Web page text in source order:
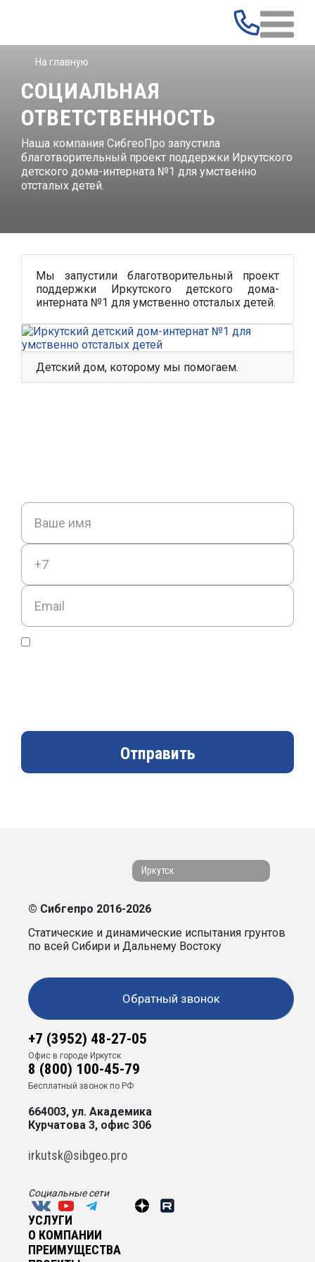
На главную
СОЦИАЛЬНАЯ
ОТВЕТСТВЕННОСТЬ
Наша компания СибгеоПро запустила
благотворительный проект поддержки Иркутского
детского дома-интерната №1 для умственно
отсталых детей.
Мы запустили благотворительный проект
поддержки Иркутского детского дома-
интерната №1 для умственно отсталых детей.
Детский дом, которому мы помогаем.
Отправить
Иркутск
© Сибгепро 2016-2026
Статические и динамические испытания грунтов
по всей Сибири и Дальнему Востоку
Обратный звонок
+7 (3952) 48-27-05
Офис в городе Иркутск
8 (800) 100-45-79
Бесплатный звонок по РФ
664003, ул. Академика
Курчатова 3, офис 306
irkutsk@sibgeo.pro
Социальные сети
УСЛУГИ
О КОМПАНИИ
ПРЕИМУЩЕСТВА